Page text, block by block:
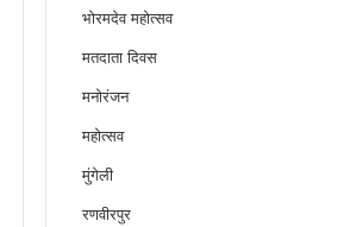
भोरमदेव महोत्सव
मतदाता दिवस
मनोरंजन
महोत्सव
मुंगेली
रणवीरपुर